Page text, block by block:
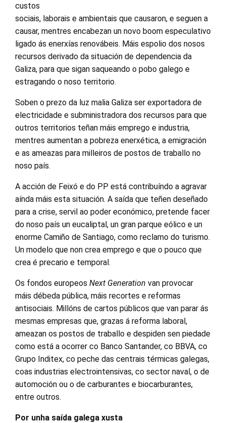
custos
sociais, laborais e ambientais que causaron, e seguen a
causar, mentres encabezan un novo boom especulativo
ligado ás enerxías renovábeis. Máis espolio dos nosos
recursos derivado da situación de dependencia da
Galiza, para que sigan saqueando o pobo galego e
estragando o noso territorio.
Soben o prezo da luz malia Galiza ser exportadora de
electricidade e subministradora dos recursos para que
outros territorios teñan máis emprego e industria,
mentres aumentan a pobreza enerxética, a emigración
e as ameazas para milleiros de postos de traballo no
noso país.
A acción de Feixó e do PP está contribuíndo a agravar
aínda máis esta situación. A saída que teñen deseñado
para a crise, servil ao poder económico, pretende facer
do noso país un eucaliptal, un gran parque eólico e un
enorme Camiño de Santiago, como reclamo do turismo.
Un modelo que non crea emprego e que o pouco que
crea é precario e temporal.
Os fondos europeos Next Generation van provocar
máis débeda pública, máis recortes e reformas
antisociais. Millóns de cartos públicos que van parar ás
mesmas empresas que, grazas á reforma laboral,
ameazan os postos de traballo e despiden sen piedade
como está a ocorrer co Banco Santander, co BBVA, co
Grupo Inditex, co peche das centrais térmicas galegas,
coas industrias electrointensivas, co sector naval, o de
automoción ou o de carburantes e biocarburantes,
entre outros.
Por unha saída galega xusta